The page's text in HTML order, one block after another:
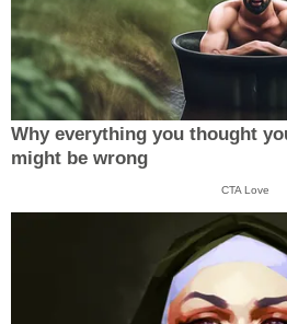
Why everything you thought
might be wrong
CTA Love